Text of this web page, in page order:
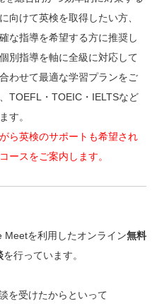
向けて英検を取得したい方、
な指導を希望する方に推奨し
別指導を軸に全級に対応して
わせて最適な学習プランをご
TOEFL・TOEIC・IELTSなど
す。
ら英検のサポートも希望され
ースをご案内します。
Meetを利用したオンライン無料
を行っています。
を受けたからといって